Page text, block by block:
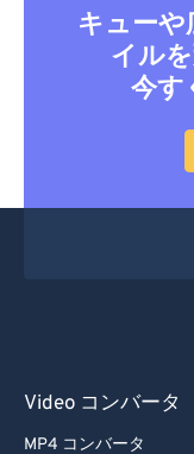
キュー
イル
今す
Video コンバータ
MP4 コンバータ